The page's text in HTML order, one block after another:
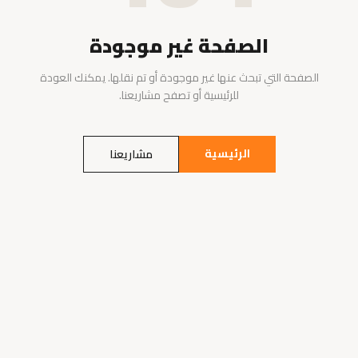
الصفحة غير موجودة
الصفحة التي تبحث عنها غير موجودة أو تم نقلها. يمكنك العودة
للرئيسية أو تصفح مشاريعنا.
الرئيسية مشاريعنا